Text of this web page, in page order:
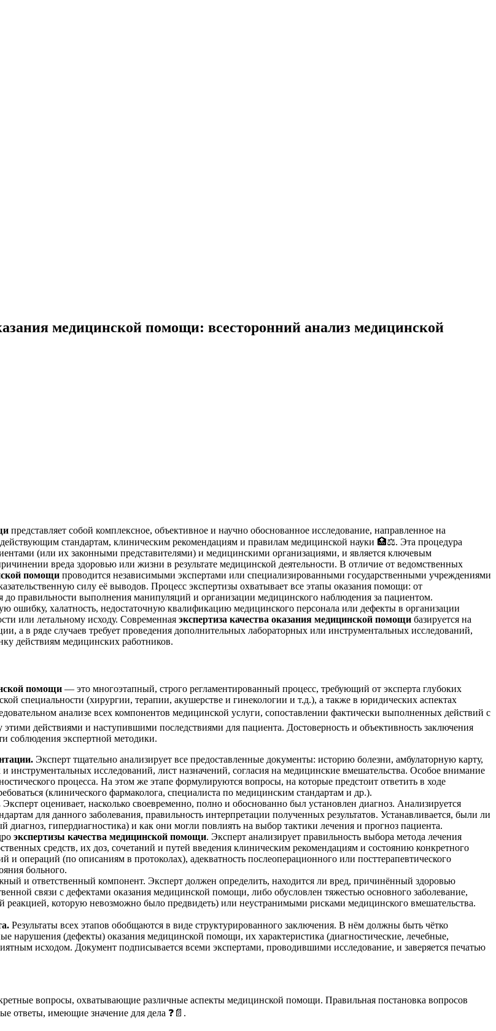
медицинской помощи: всесторонний анализ медицинской
представляет собой комплексное, объективное и научно обоснованное исследование, направленное на
стандартам, клиническим рекомендациям и правилам медицинской науки 🏥⚖️. Эта процедура
(или их законными представителями) и медицинскими организациями, и является ключевым
вреда здоровью или жизни в результате медицинской деятельности. В отличие от ведомственных
помощи проводится независимыми экспертами или специализированными государственными учреждениями
силу её выводов. Процесс экспертизы охватывает все этапы оказания помощи: от
до правильности выполнения манипуляций и организации медицинского наблюдения за пациентом.
ошибку, халатность, недостаточную квалификацию медицинского персонала или дефекты в организации
или летальному исходу. Современная экспертиза качества оказания медицинской помощи базируется на
а в ряде случаев требует проведения дополнительных лабораторных или инструментальных исследований,
действиям медицинских работников.
помощи — это многоэтапный, строго регламентированный процесс, требующий от эксперта глубоких
специальности (хирургии, терапии, акушерстве и гинекологии и т.д.), а также в юридических аспектах
анализе всех компонентов медицинской услуги, сопоставлении фактически выполненных действий с
действиями и наступившими последствиями для пациента. Достоверность и объективность заключения
соблюдения экспертной методики.
Эксперт тщательно анализирует все предоставленные документы: историю болезни, амбулаторную карту,
инструментальных исследований, лист назначений, согласия на медицинские вмешательства. Особое внимание
процесса. На этом же этапе формулируются вопросы, на которые предстоит ответить в ходе
(клинического фармаколога, специалиста по медицинским стандартам и др.).
Эксперт оценивает, насколько своевременно, полно и обоснованно был установлен диагноз. Анализируется
для данного заболевания, правильность интерпретации полученных результатов. Устанавливается, были ли
гипердиагностика) и как они могли повлиять на выбор тактики лечения и прогноз пациента.
экспертизы качества медицинской помощи. Эксперт анализирует правильность выбора метода лечения
средств, их доз, сочетаний и путей введения клиническим рекомендациям и состоянию конкретного
операций (по описаниям в протоколах), адекватность послеоперационного или посттерапевтического
больного.
и ответственный компонент. Эксперт должен определить, находится ли вред, причинённый здоровью
связи с дефектами оказания медицинской помощи, либо обусловлен тяжестью основного заболевание,
которую невозможно было предвидеть) или неустранимыми рисками медицинского вмешательства.
Результаты всех этапов обобщаются в виде структурированного заключения. В нём должны быть чётко
нарушения (дефекты) оказания медицинской помощи, их характеристика (диагностические, лечебные,
исходом. Документ подписывается всеми экспертами, проводившими исследование, и заверяется печатью
вопросы, охватывающие различные аспекты медицинской помощи. Правильная постановка вопросов
ответы, имеющие значение для дела ❓📄.